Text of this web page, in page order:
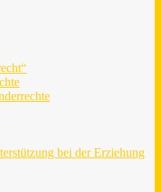
bei der Erziehung